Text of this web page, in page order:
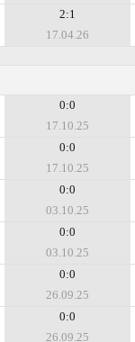
2:1
17.04.26
0:0
17.10.25
0:0
17.10.25
0:0
03.10.25
0:0
03.10.25
0:0
26.09.25
0:0
26.09.25